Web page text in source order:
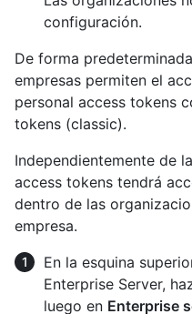
configuración.
De forma
empresas permiten el
personal access tokens
tokens (classic).
Independientemente de
access tokens tendrá
dentro de las
empresa.
En la esquina
Enterprise Server,
luego en Enterprise